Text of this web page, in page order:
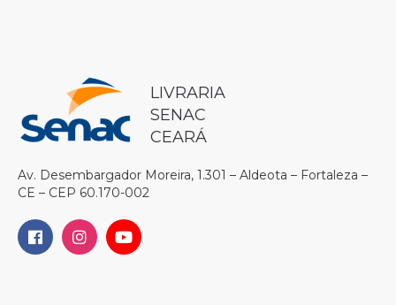
LIVRARIA
SENAC
CEARÁ
Av. Desembargador Moreira, 1.301 – Aldeota – Fortaleza –
CE – CEP 60.170-002